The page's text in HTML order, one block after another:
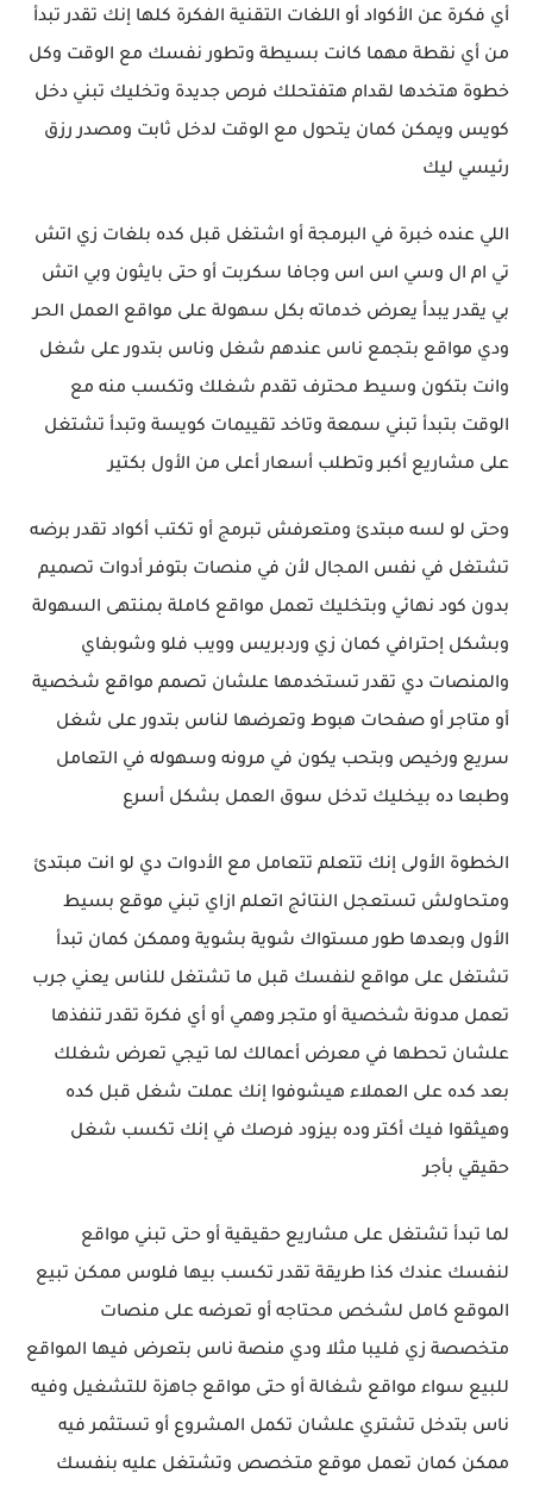
أي فكرة عن الأكواد أو اللغات التقنية الفكرة كلها إنك تقدر تبدأ
من أي نقطة مهما كانت بسيطة وتطور نفسك مع الوقت وكل
خطوة هتخدها لقدام هتفتحلك فرص جديدة وتخليك تبني دخل
كويس ويمكن كمان يتحول مع الوقت لدخل ثابت ومصدر رزق
رئيسي ليك
اللي عنده خبرة في البرمجة أو اشتغل قبل كده بلغات زي اتش
تي ام ال وسي اس اس وجافا سكربت أو حتى بايثون وبي اتش
بي يقدر يبدأ يعرض خدماته بكل سهولة على مواقع العمل الحر
ودي مواقع بتجمع ناس عندهم شغل وناس بتدور على شغل
وانت بتكون وسيط محترف تقدم شغلك وتكسب منه مع
الوقت بتبدأ تبني سمعة وتاخد تقييمات كويسة وتبدأ تشتغل
على مشاريع أكبر وتطلب أسعار أعلى من الأول بكتير
وحتى لو لسه مبتدئ ومتعرفش تبرمج أو تكتب أكواد تقدر برضه
تشتغل في نفس المجال لأن في منصات بتوفر أدوات تصميم
بدون كود نهائي وبتخليك تعمل مواقع كاملة بمنتهى السهولة
وبشكل إحترافي كمان زي وردبريس وويب فلو وشوبفاي
والمنصات دي تقدر تستخدمها علشان تصمم مواقع شخصية
أو متاجر أو صفحات هبوط وتعرضها لناس بتدور على شغل
سريع ورخيص وبتحب يكون في مرونه وسهوله في التعامل
وطبعا ده بيخليك تدخل سوق العمل بشكل أسرع
الخطوة الأولى إنك تتعلم تتعامل مع الأدوات دي لو انت مبتدئ
ومتحاولش تستعجل النتائج اتعلم ازاي تبني موقع بسيط
الأول وبعدها طور مستواك شوية بشوية وممكن كمان تبدأ
تشتغل على مواقع لنفسك قبل ما تشتغل للناس يعني جرب
تعمل مدونة شخصية أو متجر وهمي أو أي فكرة تقدر تنفذها
علشان تحطها في معرض أعمالك لما تيجي تعرض شغلك
بعد كده على العملاء هيشوفوا إنك عملت شغل قبل كده
وهيثقوا فيك أكتر وده بيزود فرصك في إنك تكسب شغل
حقيقي بأجر
لما تبدأ تشتغل على مشاريع حقيقية أو حتى تبني مواقع
لنفسك عندك كذا طريقة تقدر تكسب بيها فلوس ممكن تبيع
الموقع كامل لشخص محتاجه أو تعرضه على منصات
متخصصة زي فليبا مثلا ودي منصة ناس بتعرض فيها المواقع
للبيع سواء مواقع شغالة أو حتى مواقع جاهزة للتشغيل وفيه
ناس بتدخل تشتري علشان تكمل المشروع أو تستثمر فيه
ممكن كمان تعمل موقع متخصص وتشتغل عليه بنفسك